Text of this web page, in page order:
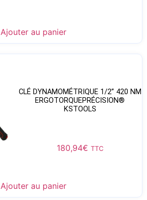
Ajouter au panier
CLÉ DYNAMOMÉTRIQUE 1/2” 420 NM
ERGOTORQUEPRÉCISION®
KSTOOLS
180,94€ TTC
Ajouter au panier